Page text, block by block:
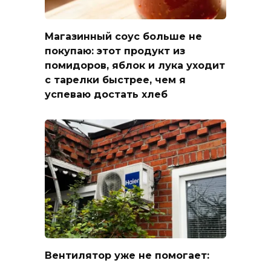
Магазинный соус больше не
покупаю: этот продукт из
помидоров, яблок и лука уходит
с тарелки быстрее, чем я
успеваю достать хлеб
Вентилятор уже не помогает: